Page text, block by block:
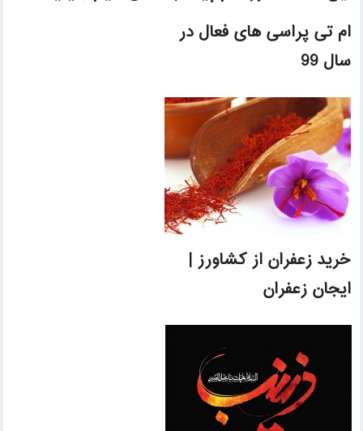
ام تی پراسی های فعال در
سال 99
خرید زعفران از کشاورز |
ایجان زعفران